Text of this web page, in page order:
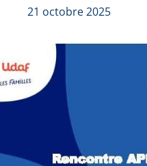
21 octobre 2025